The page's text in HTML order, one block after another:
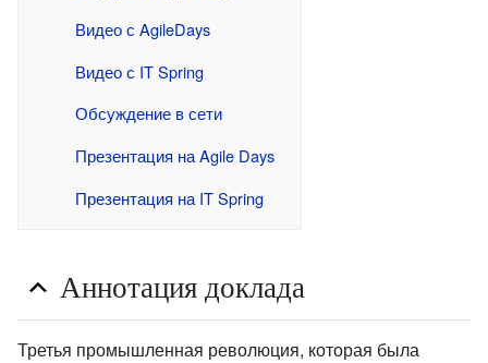
Видео с AgileDays
Видео с IT Spring
Обсуждение в сети
Презентация на Agile Days
Презентация на IT Spring
Аннотация доклада
Третья промышленная революция, которая была